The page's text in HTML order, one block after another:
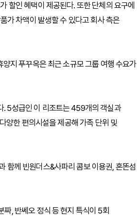
할인 혜택이 제공된다. 또한 단체의 요구에
가 차액이 발생할 수 있다고 회사 측은
지 푸꾸옥은 최근 소규모 그룹 여행 수요가
. 5성급인 이 리조트는 459개의 객실과
양한 편의시설을 제공해 가족 단위 및
함께 빈원더스&사파리 콤보 이용권, 혼똔섬
, 반쎄오 정식 등 현지 특식이 5회